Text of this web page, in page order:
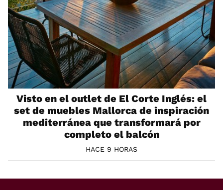
Visto en el outlet de El Corte Inglés: el
set de muebles Mallorca de inspiración
mediterránea que transformará por
completo el balcón
HACE 9 HORAS